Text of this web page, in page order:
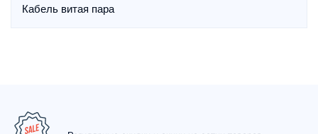
Кабель витая пара